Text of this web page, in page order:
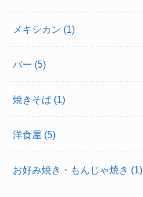
メキシカン (1)
バー (5)
焼きそば (1)
洋食屋 (5)
お好み焼き・もんじゃ焼き (1)